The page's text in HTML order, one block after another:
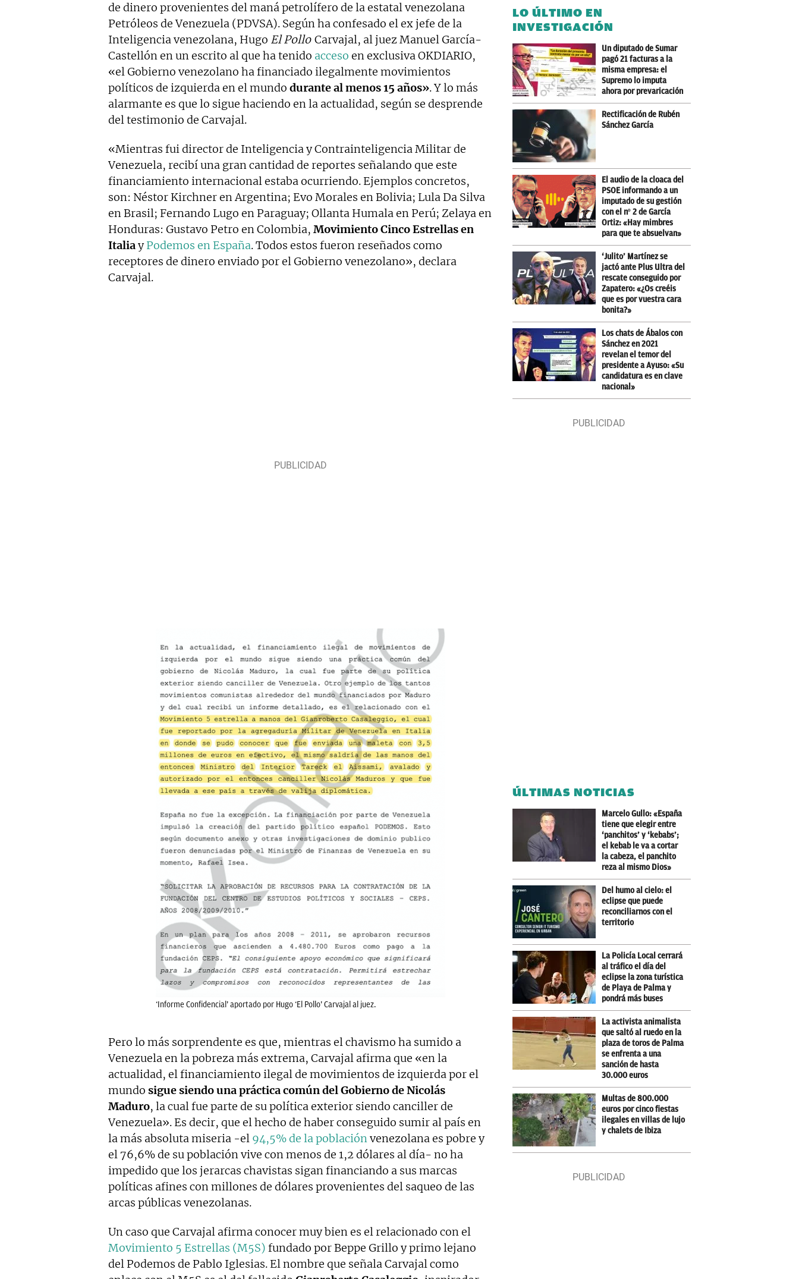
de dinero provenientes del maná petrolífero de la estatal venezolana
Petróleos de Venezuela (PDVSA). Según ha confesado el ex jefe de la
Inteligencia venezolana, Hugo El Pollo Carvajal, al juez Manuel García-
Castellón en un escrito al que ha tenido acceso en exclusiva OKDIARIO,
«el Gobierno venezolano ha financiado ilegalmente movimientos
políticos de izquierda en el mundo durante al menos 15 años». Y lo más
alarmante es que lo sigue haciendo en la actualidad, según se desprende
del testimonio de Carvajal.
«Mientras fui director de Inteligencia y Contrainteligencia Militar de
Venezuela, recibí una gran cantidad de reportes señalando que este
financiamiento internacional estaba ocurriendo. Ejemplos concretos,
son: Néstor Kirchner en Argentina; Evo Morales en Bolivia; Lula Da Silva
en Brasil; Fernando Lugo en Paraguay; Ollanta Humala en Perú; Zelaya en
Honduras: Gustavo Petro en Colombia, Movimiento Cinco Estrellas en
ItaliayPodemos en España. Todos estos fueron reseñados como
receptores de dinero enviado por el Gobierno venezolano», declara
Carvajal.
‘Informe Confidencial’ aportado por Hugo ‘El Pollo’ Carvajal al juez.
Pero lo más sorprendente es que, mientras el chavismo ha sumido a
Venezuela en la pobreza más extrema, Carvajal afirma que «en la
actualidad, el financiamiento ilegal de movimientos de izquierda por el
mundo sigue siendo una práctica común del Gobierno de Nicolás
Maduro, la cual fue parte de su política exterior siendo canciller de
Venezuela». Es decir, que el hecho de haber conseguido sumir al país en
la más absoluta miseria -el 94,5% de la poblaciónvenezolana es pobre y
el 76,6% de su población vive con menos de 1,2 dólares al día- no ha
impedido que los jerarcas chavistas sigan financiando a sus marcas
políticas afines con millones de dólares provenientes del saqueo de las
arcas públicas venezolanas.
Un caso que Carvajal afirma conocer muy bien es el relacionado con el
Movimiento 5 Estrellas (M5S) fundado por Beppe Grillo y primo lejano
del Podemos de Pablo Iglesias. El nombre que señala Carvajal como
LO ÚLTIMO EN
INVESTIGACIÓN
Un diputado de Sumar
pagó 21 facturas a la
misma empresa: el
Supremo lo imputa
ahora por prevaricación
Rectificación de Rubén
Sánchez García
El audio de la cloaca del
PSOE informando a un
imputado de su gestión
con el nº 2 de García
Ortiz: «Hay mimbres
para que te absuelvan»
‘Julito’ Martínez se
jactó ante Plus Ultra del
rescate conseguido por
Zapatero: «¿Os creéis
que es por vuestra cara
bonita?»
Los chats de Ábalos con
Sánchez en 2021
revelan el temor del
presidente a Ayuso: «Su
candidatura es en clave
nacional»
ÚLTIMAS NOTICIAS
Marcelo Gullo: «España
tiene que elegir entre
‘panchitos’ y ‘kebabs’;
el kebab le va a cortar
la cabeza, el panchito
reza al mismo Dios»
Del humo al cielo: el
eclipse que puede
reconciliarnos con el
territorio
La Policía Local cerrará
al tráfico el día del
eclipse la zona turística
de Playa de Palma y
pondrá más buses
La activista animalista
que saltó al ruedo en la
plaza de toros de Palma
se enfrenta a una
sanción de hasta
30.000 euros
Multas de 800.000
euros por cinco fiestas
ilegales en villas de lujo
y chalets de Ibiza